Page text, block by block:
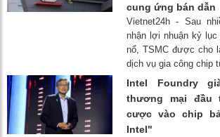
cung ứng bán dẫn
Vietnet24h - Sau
nhận lợi nhuận kỷ
nổ, TSMC được cho
dịch vụ gia công chip
Intel Foundry
thương mại đầu
cược vào chip
Intel"